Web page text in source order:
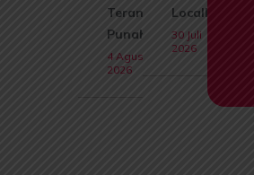
Terancam
Punah
4 Agustus
2026
Locally
30 Juli
2026